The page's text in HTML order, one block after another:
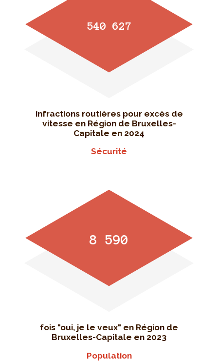
540 627
infractions routières pour excès de
vitesse en Région de Bruxelles-
Capitale en 2024
Sécurité
8 590
fois "oui, je le veux" en Région de
Bruxelles-Capitale en 2023
Population